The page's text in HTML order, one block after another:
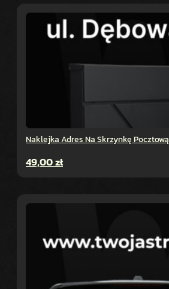
Naklejka Adres Na Skrzynkę Pocztową
49,00zł